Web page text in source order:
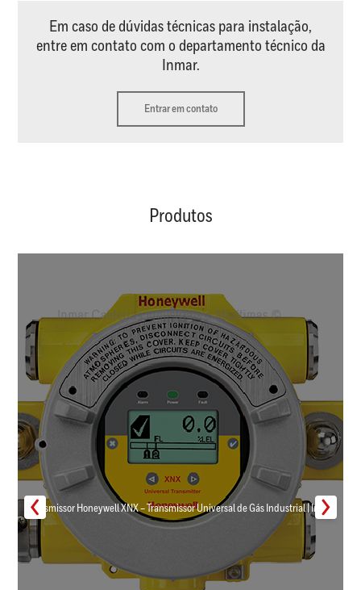
Em caso de dúvidas técnicas para instalação,
entre em contato com o departamento técnico da
Inmar.
Entrar em contato
Produtos
Transmissor Honeywell XNX – Transmissor Universal de Gás Industrial | Inmar